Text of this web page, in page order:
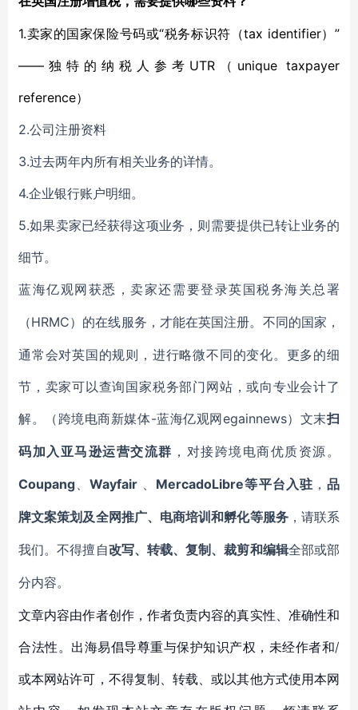
1.卖家的国家保险号码或“税务标识符（tax identifier）”
——独特的纳税人参考UTR（unique taxpayer
reference）
2.公司注册资料
3.过去两年内所有相关业务的详情。
4.企业银行账户明细。
5.如果卖家已经获得这项业务，则需要提供已转让业务的
细节。
蓝海亿观网获悉，卖家还需要登录英国税务海关总署
（HRMC）的在线服务，才能在英国注册。不同的国家，
通常会对英国的规则，进行略微不同的变化。更多的细
节，卖家可以查询国家税务部门网站，或向专业会计了
解。（跨境电商新媒体-蓝海亿观网egainnews）文末扫
码加入亚马逊运营交流群 ，对接跨境电商优质资源。
Coupang 、Wayfair MercadoLibre等平台入驻 ，品
牌文案策划及全网推广、电商培训和孵化等服务，请联系
我们。不得擅自改写、转载、复制、裁剪和编辑全部或部
分内容。
文章内容由作者创作，作者负责内容的真实性、准确性和
合法性。出海易倡导尊重与保护知识产权，未经作者和/
或本网站许可，不得复制、转载、或以其他方式使用本网